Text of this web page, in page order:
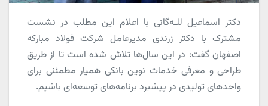
دکتر اسماعیل للـه‌گانی با اعلام این مطلب در نشست
مشترک با دکتر زرندی مدیرعامل شرکت فولاد مبارکه
اصفهان گفت: در این سال‌ها تلاش شده است تا از طریق
طراحی و معرفی خدمات نوین بانکی همیار مطمئنی برای
واحدهای تولیدی در پیشبرد برنامه‌های توسعه‌ای باشیم.